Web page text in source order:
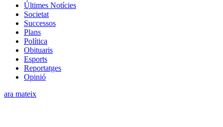
Últimes Notícies
Societat
Successos
Plans
Política
Obituaris
Esports
Reportatges
Opinió
ara mateix